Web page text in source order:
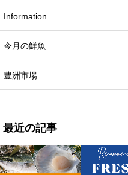
Information
今月の鮮魚
豊洲市場
最近の記事